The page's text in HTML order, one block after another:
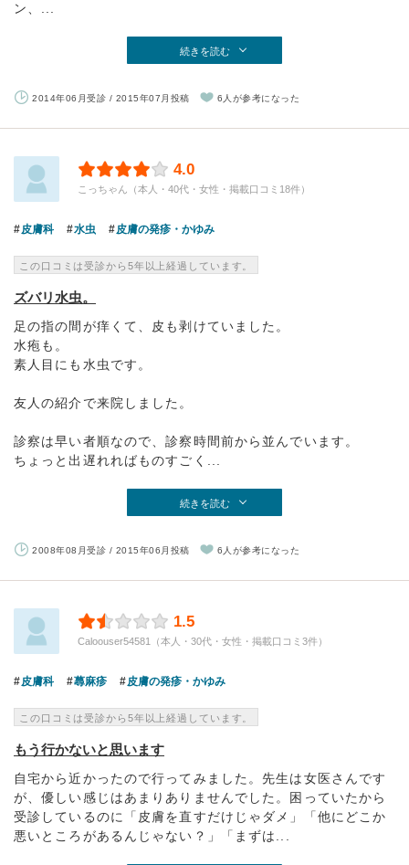
ン、...
続きを読む
2014年06月受診 / 2015年07月投稿 6人が参考になった
4.0
こっちゃん（本人・40代・女性・掲載口コミ18件）
皮膚科 水虫 皮膚の発疹・かゆみ
この口コミは受診から5年以上経過しています。
ズバリ水虫。
足の指の間が痒くて、皮も剥けていました。
水疱も。
素人目にも水虫です。
友人の紹介で来院しました。
診察は早い者順なので、診察時間前から並んでいます。
ちょっと出遅れればものすごく...
続きを読む
2008年08月受診 / 2015年06月投稿 6人が参考になった
1.5
Caloouser54581（本人・30代・女性・掲載口コミ3件）
皮膚科 蕁麻疹 皮膚の発疹・かゆみ
この口コミは受診から5年以上経過しています。
もう行かないと思います
自宅から近かったので行ってみました。先生は女医さんです
が、優しい感じはあまりありませんでした。困っていたから
受診しているのに「皮膚を直すだけじゃダメ」「他にどこか
悪いところがあるんじゃない？」「まずは...